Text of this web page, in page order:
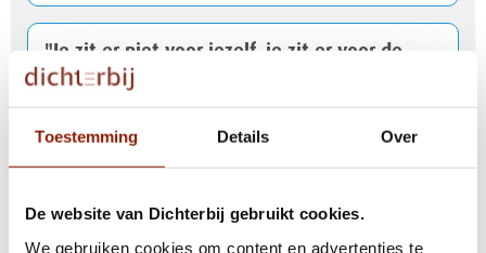
Toestemming Details Over
De website van Dichterbij gebruikt cookies.
We gebruiken cookies om content en advertenties te
"Je zit er niet voor jezelf, je zit er voor de
cliënt"
Timo en Ron op het stembureau: “We doen